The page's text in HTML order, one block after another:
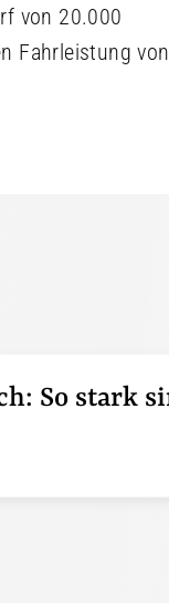
von 20.000
Fahrleistung von